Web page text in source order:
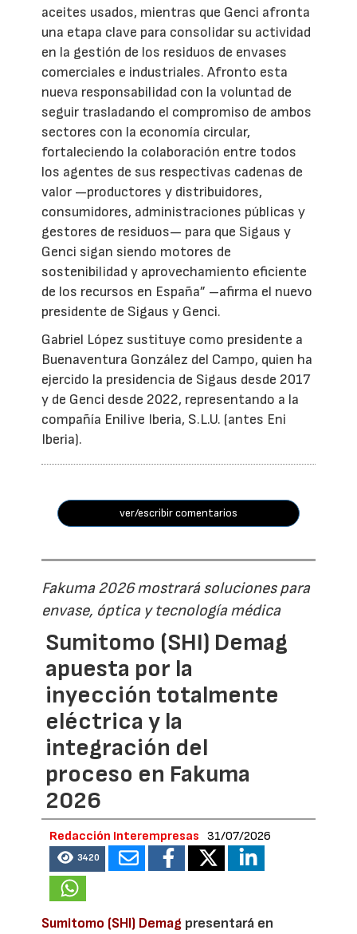
aceites usados, mientras que Genci afronta
una etapa clave para consolidar su actividad
en la gestión de los residuos de envases
comerciales e industriales. Afronto esta
nueva responsabilidad con la voluntad de
seguir trasladando el compromiso de ambos
sectores con la economía circular,
fortaleciendo la colaboración entre todos
los agentes de sus respectivas cadenas de
valor —productores y distribuidores,
consumidores, administraciones públicas y
gestores de residuos— para que Sigaus y
Genci sigan siendo motores de
sostenibilidad y aprovechamiento eficiente
de los recursos en España” –afirma el nuevo
presidente de Sigaus y Genci.
Gabriel López sustituye como presidente a
Buenaventura González del Campo, quien ha
ejercido la presidencia de Sigaus desde 2017
y de Genci desde 2022, representando a la
compañía Enilive Iberia, S.L.U. (antes Eni
Iberia).
ver/escribir comentarios
Fakuma 2026 mostrará soluciones para
envase, óptica y tecnología médica
Sumitomo (SHI) Demag
apuesta por la
inyección totalmente
eléctrica y la
integración del
proceso en Fakuma
2026
Redacción Interempresas 31/07/2026
3420
Sumitomo (SHI) Demag presentará en